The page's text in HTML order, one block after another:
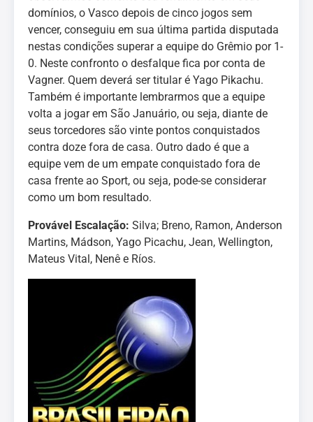
domínios, o Vasco depois de cinco jogos sem
vencer, conseguiu em sua última partida disputada
nestas condições superar a equipe do Grêmio por 1-
0. Neste confronto o desfalque fica por conta de
Vagner. Quem deverá ser titular é Yago Pikachu.
Também é importante lembrarmos que a equipe
volta a jogar em São Januário, ou seja, diante de
seus torcedores são vinte pontos conquistados
contra doze fora de casa. Outro dado é que a
equipe vem de um empate conquistado fora de
casa frente ao Sport, ou seja, pode-se considerar
como um bom resultado.
Provável Escalação: Silva; Breno, Ramon, Anderson
Martins, Mádson, Yago Picachu, Jean, Wellington,
Mateus Vital, Nenê e Ríos.